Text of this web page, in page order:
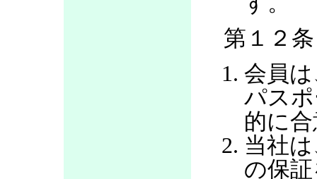
第１２
会員
パス
的に
当社
の保